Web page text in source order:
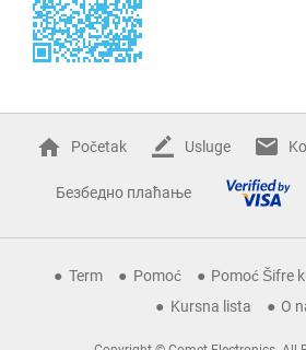
Početak Usluge
Безбедно плаћање
Term Pomoć Pomoć Šifre
Kursna lista
O